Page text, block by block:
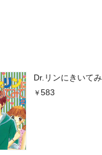
Dr.リンにきいてみ
583